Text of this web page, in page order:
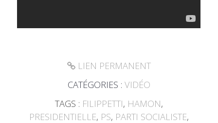
LIEN PERMANENT
CATÉGORIES : VIDÉO
TAGS : FILIPPETTI, HAMON,
PRESIDENTIELLE, PS, PARTI SOCIALISTE,